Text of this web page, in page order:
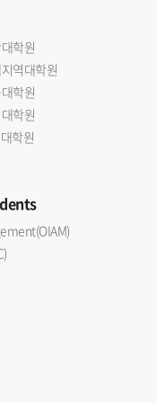
학원
역대학원
학원
학원
학원